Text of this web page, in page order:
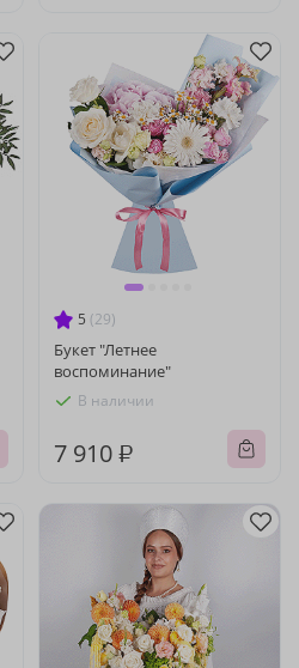
5 (29)
Букет "Летнее
воспоминание"
В наличии
7 910 ₽